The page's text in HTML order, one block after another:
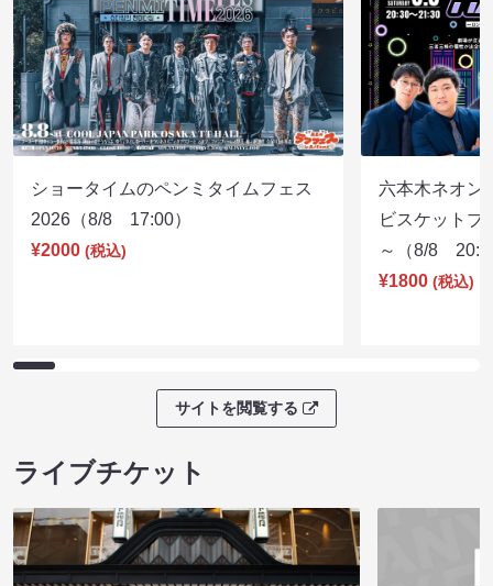
ショータイムのペンミタイムフェス
2026（8/8 17:00）
¥2000 (税込)
六本木ネオン
ビスケットブ
～（8/8
¥1800 (税込)
サイトを閲覧する
ライブチケット